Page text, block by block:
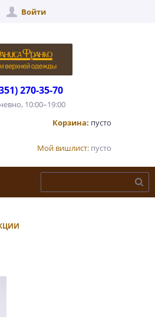
Войти
270-35-70
10:00–19:00
Корзина: пусто
Мой вишлист: пусто